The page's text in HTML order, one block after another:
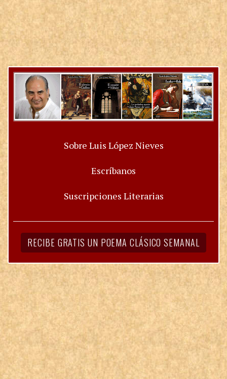
Sobre Luis López Nieves
Escríbanos
Suscripciones Literarias
RECIBE GRATIS UN POEMA CLÁSICO SEMANAL